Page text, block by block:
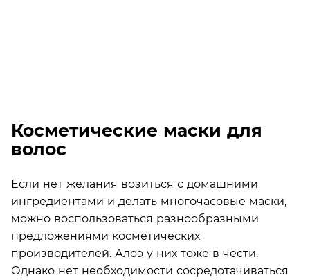
Косметические маски для
волос
Если нет желания возиться с домашними
ингредиентами и делать многочасовые маски,
можно воспользоваться разнообразными
предложениями косметических
производителей. Алоэ у них тоже в чести.
Однако нет необходимости сосредотачиваться